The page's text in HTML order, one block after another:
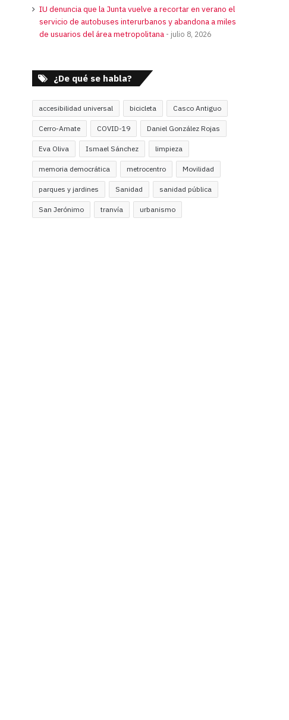
IU denuncia que la Junta vuelve a recortar en verano el
servicio de autobuses interurbanos y abandona a miles
de usuarios del área metropolitana
julio 8, 2026
¿De qué se habla?
accesibilidad universal bicicleta Casco Antiguo
Cerro-Amate COVID-19 Daniel González Rojas
Eva Oliva Ismael Sánchez limpieza
memoria democrática metrocentro Movilidad
parques y jardines Sanidad sanidad pública
San Jerónimo tranvía urbanismo